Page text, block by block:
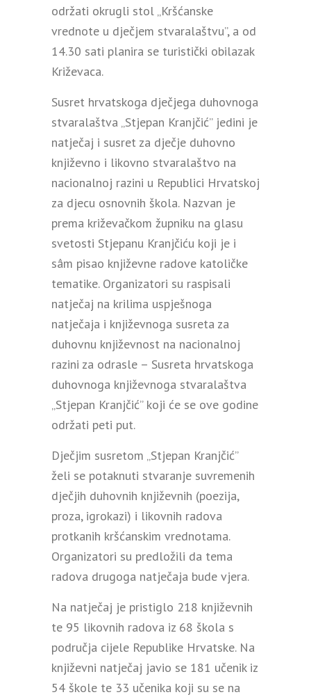
održati okrugli stol „Kršćanske
vrednote u dječjem stvaralaštvu”, a od
14.30 sati planira se turistički obilazak
Križevaca.
Susret hrvatskoga dječjega duhovnoga
stvaralaštva „Stjepan Kranjčić” jedini je
natječaj i susret za dječje duhovno
književno i likovno stvaralaštvo na
nacionalnoj razini u Republici Hrvatskoj
za djecu osnovnih škola. Nazvan je
prema križevačkom župniku na glasu
svetosti Stjepanu Kranjčiću koji je i
sâm pisao književne radove katoličke
tematike. Organizatori su raspisali
natječaj na krilima uspješnoga
natječaja i književnoga susreta za
duhovnu književnost na nacionalnoj
razini za odrasle – Susreta hrvatskoga
duhovnoga književnoga stvaralaštva
„Stjepan Kranjčić” koji će se ove godine
održati peti put.
Dječjim susretom „Stjepan Kranjčić”
želi se potaknuti stvaranje suvremenih
dječjih duhovnih književnih (poezija,
proza, igrokazi) i likovnih radova
protkanih kršćanskim vrednotama.
Organizatori su predložili da tema
radova drugoga natječaja bude vjera.
Na natječaj je pristiglo 218 književnih
te 95 likovnih radova iz 68 škola s
područja cijele Republike Hrvatske. Na
književni natječaj javio se 181 učenik iz
54 škole te 33 učenika koji su se na